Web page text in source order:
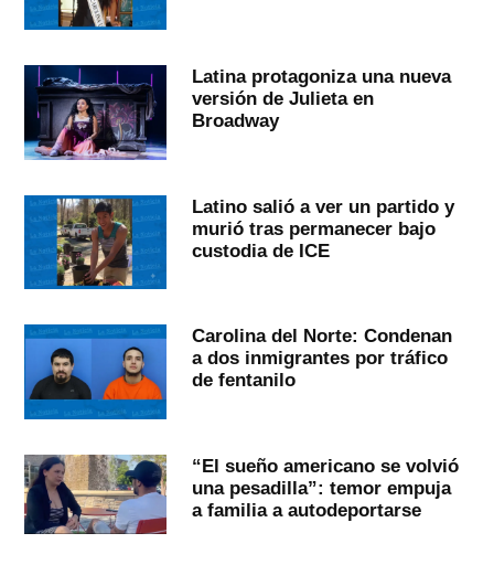
Latina protagoniza una nueva
versión de Julieta en
Broadway
Latino salió a ver un partido y
murió tras permanecer bajo
custodia de ICE
Carolina del Norte: Condenan
a dos inmigrantes por tráfico
de fentanilo
“El sueño americano se volvió
una pesadilla”: temor empuja
a familia a autodeportarse